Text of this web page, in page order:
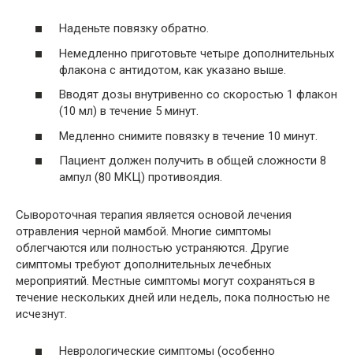
Наденьте повязку обратно.
Немедленно приготовьте четыре дополнительных
флакона с антидотом, как указано выше.
Вводят дозы внутривенно со скоростью 1 флакон
(10 мл) в течение 5 минут.
Медленно снимите повязку в течение 10 минут.
Пациент должен получить в общей сложности 8
ампул (80 МКЦ) противоядия.
Сывороточная терапия является основой лечения
отравления черной мамбой. Многие симптомы
облегчаются или полностью устраняются. Другие
симптомы требуют дополнительных лечебных
мероприятий. Местные симптомы могут сохраняться в
течение нескольких дней или недель, пока полностью не
исчезнут.
Неврологические симптомы (особенно